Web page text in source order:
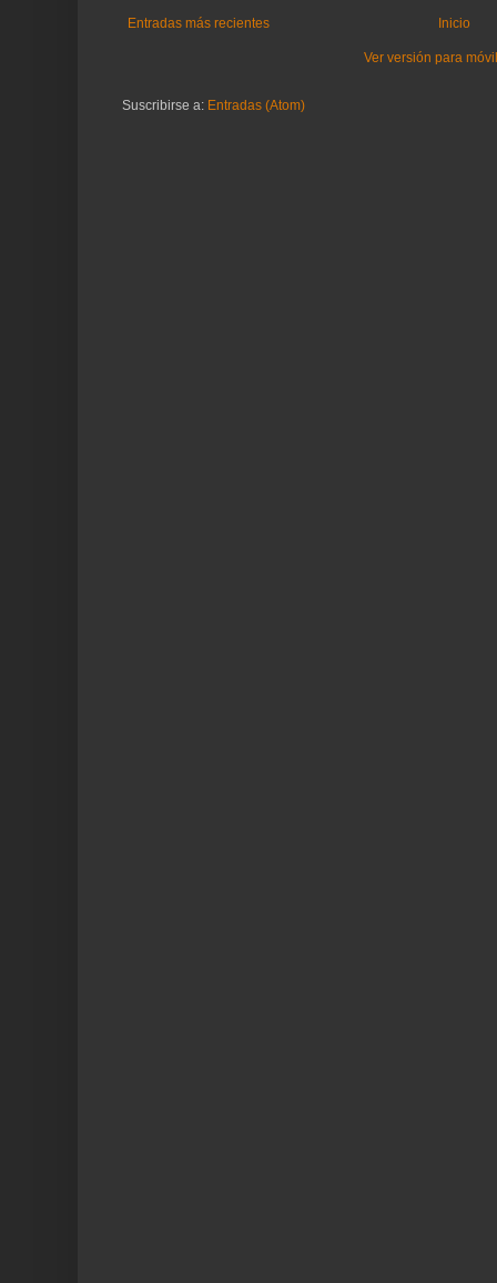
Entradas más recientes Inicio
Ver versión para
Suscribirse a: Entradas (Atom)